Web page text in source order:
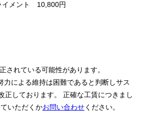
メント 10,800円
されている可能性があります。
による維持は困難であると判断しサス
正しております。 正確な工賃につきまし
いただくかお問い合わせください。